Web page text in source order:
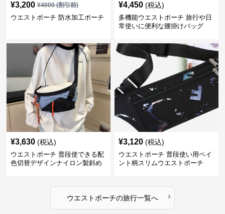
¥3,200 ¥4000(割引前)
ウエストポーチ 防水加工ポーチ
¥4,450 (税込)
多機能ウエストポーチ 旅行や日
常使いに便利な腰掛けバッグ
¥3,630 (税込)
ウエストポーチ 普段使できる配
色切替デザインナイロン製斜め
¥3,120 (税込)
ウエストポーチ 普段使い用ペイ
ント柄スリムウエストポーチ
ウエストポーチの旅行一覧へ ›